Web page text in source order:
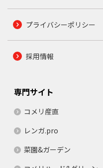
プライバシーポリシー
採用情報
専門サイト
コメリ産直
レンガ.pro
菜園&ガーデン